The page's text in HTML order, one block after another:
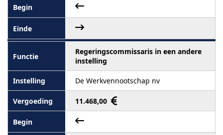
Regeringscommissaris in een andere
instelling
De Werkvennootschap nv
11.468,00